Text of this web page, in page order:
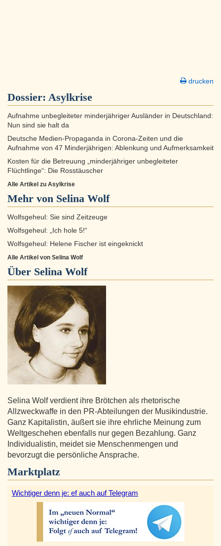
drucken
Dossier: Asylkrise
Aufnahme unbegleiteter minderjähriger Ausländer in Deutschland:
Nun sind sie halt da
Deutsche Medien-Propaganda in Corona-Zeiten und die
Aufnahme von 47 Minderjährigen: Ablenkung und Aufmerksamkeit
Kosten für die Betreuung „minderjähriger unbegleiteter
Flüchtlinge“: Die Rosstäuscher
Alle Artikel zu Asylkrise
Mehr von Selina Wolf
Wolfsgeheul: Sie sind Zeitzeuge
Wolfsgeheul: „Ich hole 5!“
Wolfsgeheul: Helene Fischer ist eingeknickt
Alle Artikel von Selina Wolf
Über Selina Wolf
Selina Wolf verdient ihre Brötchen als rhetorische
Allzweckwaffe in den PR-Abteilungen der Musikindustrie.
Ganz Kapitalistin, äußert sie ihre ehrliche Meinung zum
Weltgeschehen ebenfalls nur gegen Bezahlung. Ganz
Individualistin, meidet sie Menschenmengen und
bevorzugt die persönliche Ansprache.
Marktplatz
Wichtiger denn je: ef auch auf Telegram